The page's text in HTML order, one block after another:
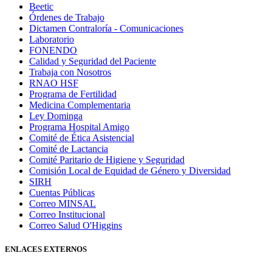
Beetic
Órdenes de Trabajo
Dictamen Contraloría - Comunicaciones
Laboratorio
FONENDO
Calidad y Seguridad del Paciente
Trabaja con Nosotros
RNAO HSF
Programa de Fertilidad
Medicina Complementaria
Ley Dominga
Programa Hospital Amigo
Comité de Ética Asistencial
Comité de Lactancia
Comité Paritario de Higiene y Seguridad
Comisión Local de Equidad de Género y Diversidad
SIRH
Cuentas Públicas
Correo MINSAL
Correo Institucional
Correo Salud O'Higgins
ENLACES EXTERNOS